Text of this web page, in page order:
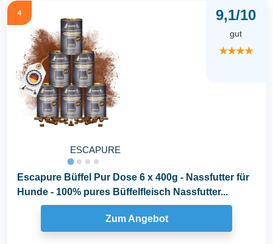
4
ESCAPURE
9,1/10
gut
★★★★
Escapure Büffel Pur Dose 6 x 400g - Nassfutter für
Hunde - 100% pures Büffelfleisch Nassfutter...
Zum Angebot